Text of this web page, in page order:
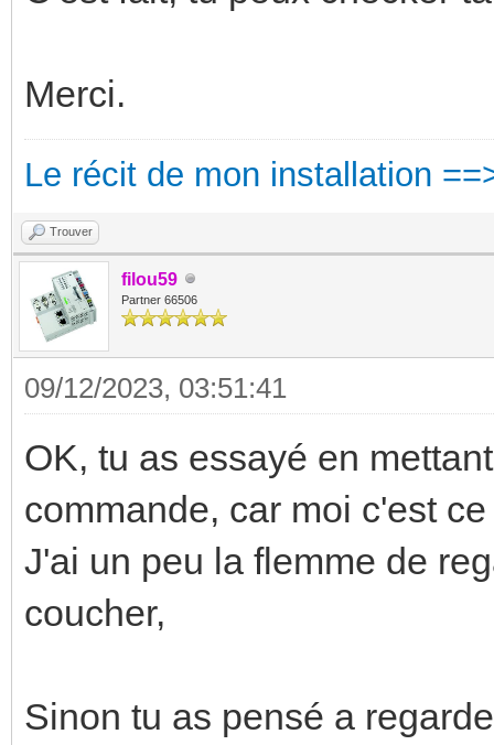
Merci.
Le récit de mon installation
Trouver
filou59
Partner 66506
09/12/2023, 03:51:41
OK, tu as essayé en
commande, car moi c'est
J'ai un peu la flemme de
coucher,
Sinon tu as pensé a